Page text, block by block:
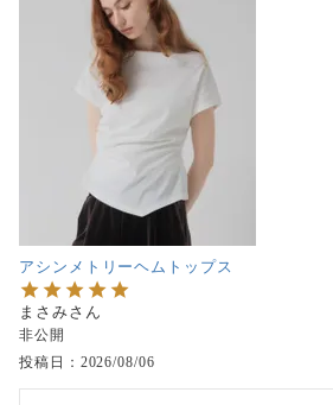
アシンメトリーヘムトップス
まさみ
非公開
投稿日
2026/08/06